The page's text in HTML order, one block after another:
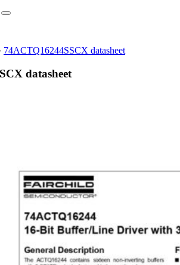
74ACTQ16244SSCX datasheet
datasheet